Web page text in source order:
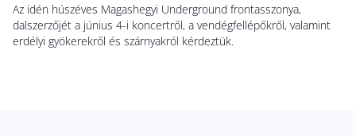
Az idén húszéves Magashegyi Underground frontasszonya,
dalszerzőjét a június 4-i koncertről, a vendégfellépőkről, valamint
erdélyi gyökerekről és szárnyakról kérdeztük.